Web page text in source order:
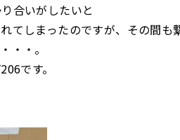
合いがしたいと
てしまったのですが、その間も
・・。
です。